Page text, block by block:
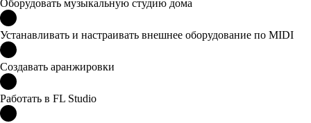
Оборудовать музыкальную студию дома
Устанавливать и настраивать внешнее оборудование по MIDI
Создавать аранжировки
Работать в FL Studio